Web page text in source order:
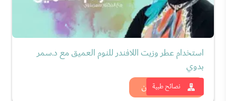
نصائح طبية
استخدام عطر وزيت اللافندر للنوم العميق مع د.سمر
بدوي
شاهد الان